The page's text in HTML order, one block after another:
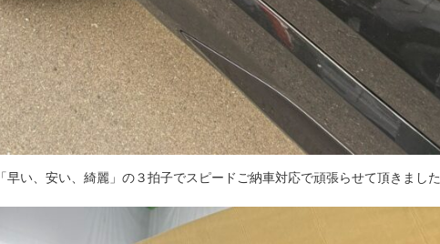
「早い、安い、綺麗」の３拍子でスピードご納車対応で頑張らせて頂きました